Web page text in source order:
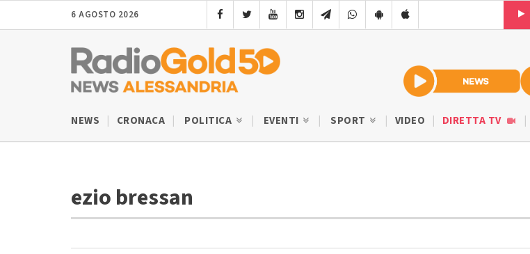
6 AGOSTO 2026
NEWS CRONACA POLITICA EVENTI SPORT VIDEO DIRETTA TV
ezio bressan